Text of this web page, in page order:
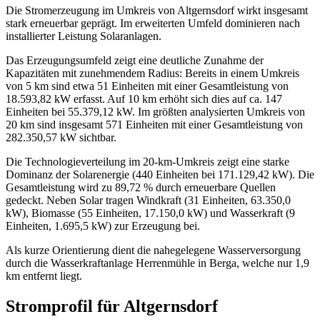
Die Stromerzeugung im Umkreis von Altgernsdorf wirkt insgesamt
stark erneuerbar geprägt. Im erweiterten Umfeld dominieren nach
installierter Leistung Solaranlagen.
Das Erzeugungsumfeld zeigt eine deutliche Zunahme der
Kapazitäten mit zunehmendem Radius: Bereits in einem Umkreis
von 5 km sind etwa 51 Einheiten mit einer Gesamtleistung von
18.593,82 kW erfasst. Auf 10 km erhöht sich dies auf ca. 147
Einheiten bei 55.379,12 kW. Im größten analysierten Umkreis von
20 km sind insgesamt 571 Einheiten mit einer Gesamtleistung von
282.350,57 kW sichtbar.
Die Technologieverteilung im 20-km-Umkreis zeigt eine starke
Dominanz der Solarenergie (440 Einheiten bei 171.129,42 kW). Die
Gesamtleistung wird zu 89,72 % durch erneuerbare Quellen
gedeckt. Neben Solar tragen Windkraft (31 Einheiten, 63.350,0
kW), Biomasse (55 Einheiten, 17.150,0 kW) und Wasserkraft (9
Einheiten, 1.695,5 kW) zur Erzeugung bei.
Als kurze Orientierung dient die nahegelegene Wasserversorgung
durch die Wasserkraftanlage Herrenmühle in Berga, welche nur 1,9
km entfernt liegt.
Stromprofil für Altgernsdorf